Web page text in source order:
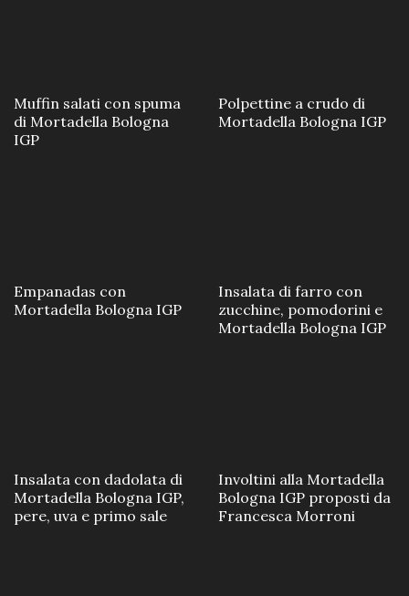
Muffin salati con spuma
di Mortadella Bologna
IGP
Polpettine a crudo di
Mortadella Bologna IGP
Empanadas con
Mortadella Bologna IGP
Insalata di farro con
zucchine, pomodorini e
Mortadella Bologna IGP
Insalata con dadolata di
Mortadella Bologna IGP,
pere, uva e primo sale
Involtini alla Mortadella
Bologna IGP proposti da
Francesca Morroni